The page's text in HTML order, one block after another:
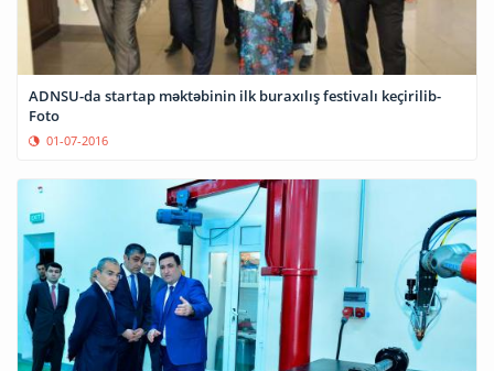
ADNSU-da startap məktəbinin ilk buraxılış festivalı keçirilib-
Foto
01-07-2016